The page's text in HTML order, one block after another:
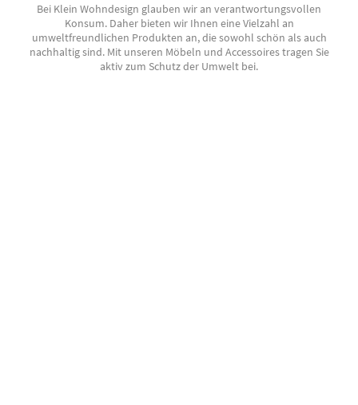
Bei Klein Wohndesign glauben wir an verantwortungsvollen
Konsum. Daher bieten wir Ihnen eine Vielzahl an
umweltfreundlichen Produkten an, die sowohl schön als auch
nachhaltig sind. Mit unseren Möbeln und Accessoires tragen Sie
aktiv zum Schutz der Umwelt bei.